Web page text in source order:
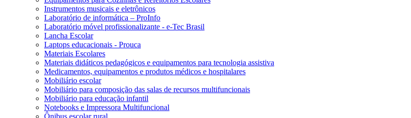
Instrumentos musicais e eletrônicos
Laboratório de informática – ProInfo
Laboratório móvel profissionalizante - e-Tec Brasil
Lancha Escolar
Laptops educacionais - Prouca
Materiais Escolares
Materiais didáticos pedagógicos e equipamentos para tecnologia assistiva
Medicamentos, equipamentos e produtos médicos e hospitalares
Mobiliário escolar
Mobiliário para composição das salas de recursos multifuncionais
Mobiliário para educação infantil
Notebooks e Impressora Multifuncional
Ônibus escolar rural